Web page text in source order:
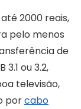
2000 reais,
pelo menos
de
ou 3.2,
televisão,
porcabo